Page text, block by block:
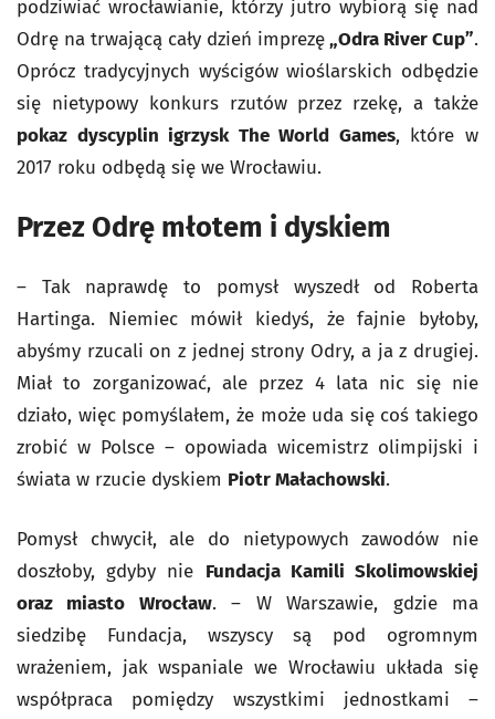
podziwiać wrocławianie, którzy jutro wybiorą się nad
Odrę na trwającą cały dzień imprezę„Odra River Cup”.
Oprócz tradycyjnych wyścigów wioślarskich odbędzie
się nietypowy konkurs rzutów przez rzekę, a także
pokaz dyscyplin igrzysk The World Games, które w
2017 roku odbędą się we Wrocławiu.
Przez Odrę młotem i dyskiem
– Tak naprawdę to pomysł wyszedł od Roberta
Hartinga. Niemiec mówił kiedyś, że fajnie byłoby,
abyśmy rzucali on z jednej strony Odry, a ja z drugiej.
Miał to zorganizować, ale przez 4 lata nic się nie
działo, więc pomyślałem, że może uda się coś takiego
zrobić w Polsce – opowiada wicemistrz olimpijski i
świata w rzucie dyskiem Piotr Małachowski.
Pomysł chwycił, ale do nietypowych zawodów nie
doszłoby, gdyby nie Fundacja Kamili Skolimowskiej
oraz miasto Wrocław. – W Warszawie, gdzie ma
siedzibę Fundacja, wszyscy są pod ogromnym
wrażeniem, jak wspaniale we Wrocławiu układa się
współpraca pomiędzy wszystkimi jednostkami –